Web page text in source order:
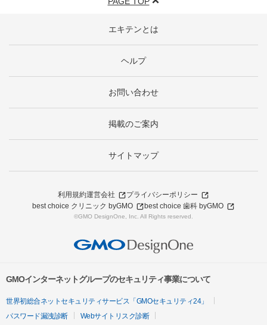
エキテンとは
ヘルプ
お問い合わせ
掲載のご案内
サイトマップ
利用規約運営会社
プライバシーポリシー
best choice クリニック byGMO
best choice 歯科 byGMO
©GMO DesignOne, Inc. All Rights reserved.
GMOインターネットグループのセキュリティ事業について
世界初総合ネットセキュリティサービス「GMOセキュリティ24」
パスワード漏洩診断
Webサイトリスク診断